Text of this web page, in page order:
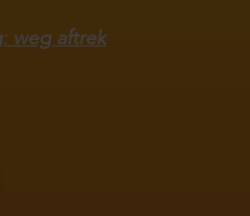
weg aftrek